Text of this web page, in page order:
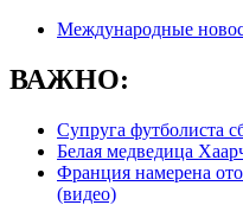
Международные
ВАЖНО:
Супруга футболиста
Белая медведица
Франция намерена
(видео)